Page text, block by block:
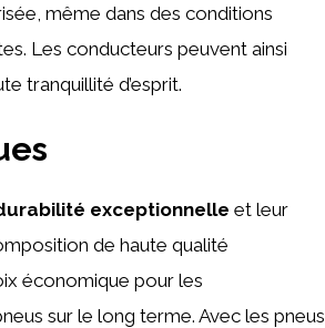
même dans des conditions
Les conducteurs peuvent ainsi
tranquillité d’esprit.
exceptionnelle et leur
de haute qualité
économique pour les
sur le long terme. Avec les pneus